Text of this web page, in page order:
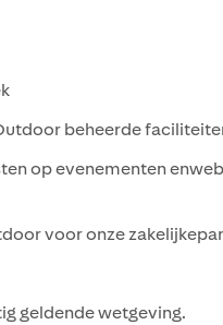
beheerde
op evenementen
voor onze
geldende wetgeving.